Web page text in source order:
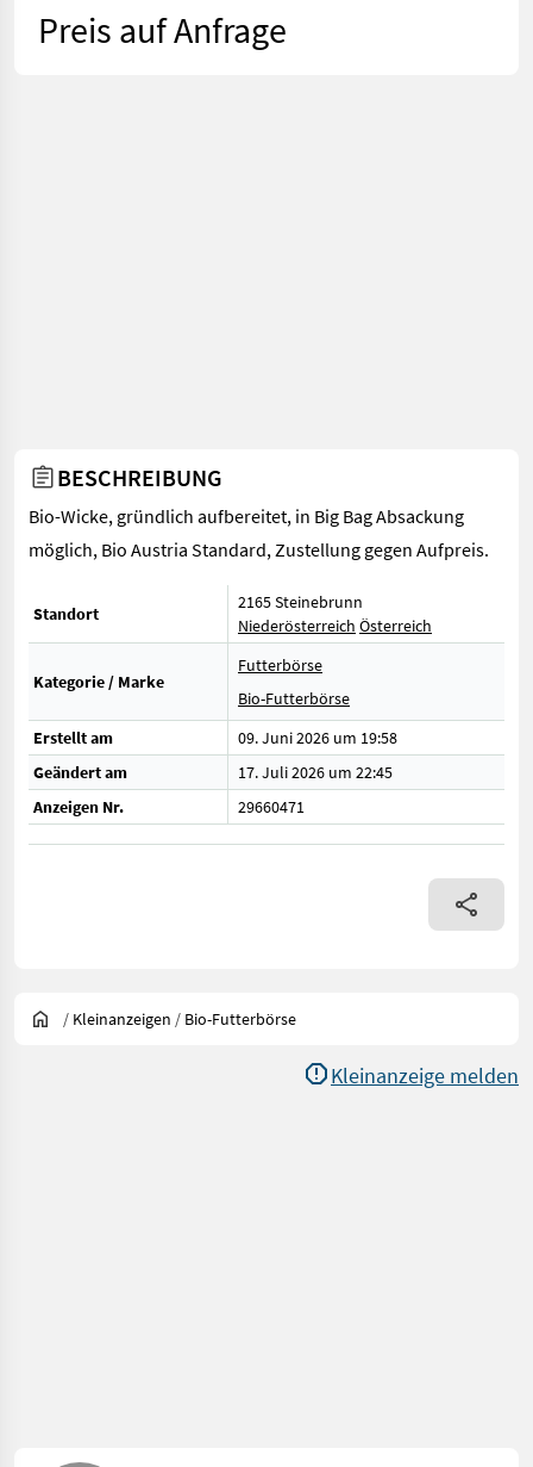
Preis auf Anfrage
BESCHREIBUNG
Bio-Wicke, gründlich aufbereitet, in Big Bag Absackung
möglich, Bio Austria Standard, Zustellung gegen Aufpreis.
Standort
2165 Steinebrunn
Niederösterreich Österreich
Kategorie / Marke
Futterbörse
Bio-Futterbörse
Erstellt am
09. Juni 2026 um 19:58
Geändert am
17. Juli 2026 um 22:45
Anzeigen Nr.
29660471
/ Kleinanzeigen / Bio-Futterbörse
Kleinanzeige melden